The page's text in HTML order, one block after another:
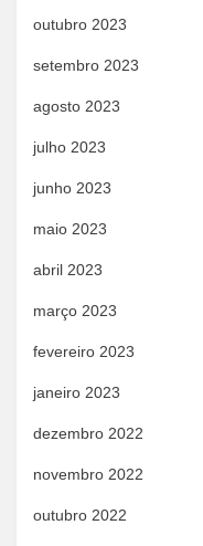
outubro 2023
setembro 2023
agosto 2023
julho 2023
junho 2023
maio 2023
abril 2023
março 2023
fevereiro 2023
janeiro 2023
dezembro 2022
novembro 2022
outubro 2022